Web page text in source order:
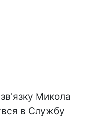
зв'язку Микола
в Службу